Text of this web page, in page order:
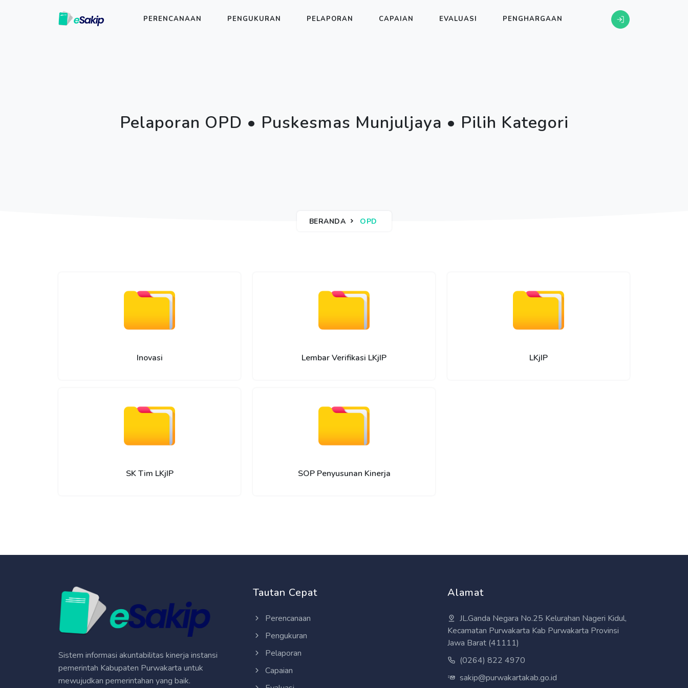
PERENCANAAN PENGUKURAN PELAPORAN CAPAIAN EVALUASI PENGHARGAAN
Pelaporan OPD • Puskesmas Munjuljaya • Pilih Kategori
BERANDA OPD
Inovasi Lembar Verifikasi LKjIP LKjIP
SK Tim LKjIP SOP Penyusunan Kinerja
Sistem informasi akuntabilitas kinerja instansi
pemerintah Kabupaten Purwakarta untuk
mewujudkan pemerintahan yang baik.
Tautan Cepat
Perencanaan
Pengukuran
Pelaporan
Capaian
Alamat
JL.Ganda Negara No.25 Kelurahan Nageri Kidul,
Kecamatan Purwakarta Kab Purwakarta Provinsi
Jawa Barat (41111)
(0264) 822 4970
sakip@purwakartakab.go.id